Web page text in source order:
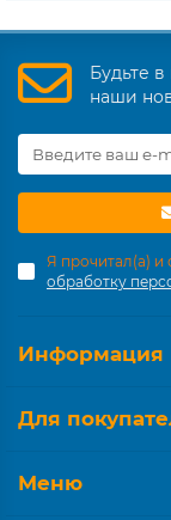
Будьте
наши
Я прочитал(а) и
обработку
Информация
Для
Меню